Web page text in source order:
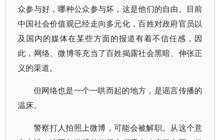
众参与好，哪种公众参与坏，这是他们的自由。目前
中国社会价值观已经走向多元化，百姓对政府官员以
及国内的媒体在某些方面的报道有着不信任感，因
此，网络、微博等充当了百姓揭露社会黑暗、伸张正
义的渠道。
但网络也是一个一哄而起的地方，是谣言传播的
温床。
警察打人拍照上微博，可能会被解职。从这个意